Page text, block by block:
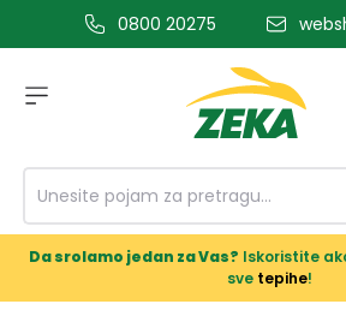
glavni sadržaj0800 20275
Da srolamo jedan za Vas? Iskoristite
sve tepihe!